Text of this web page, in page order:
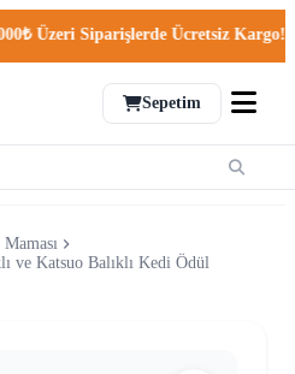
Üzeri Siparişlerde Ücretsiz Kargo!
Sepetim
ve Katsuo Balıklı Kedi Ödül